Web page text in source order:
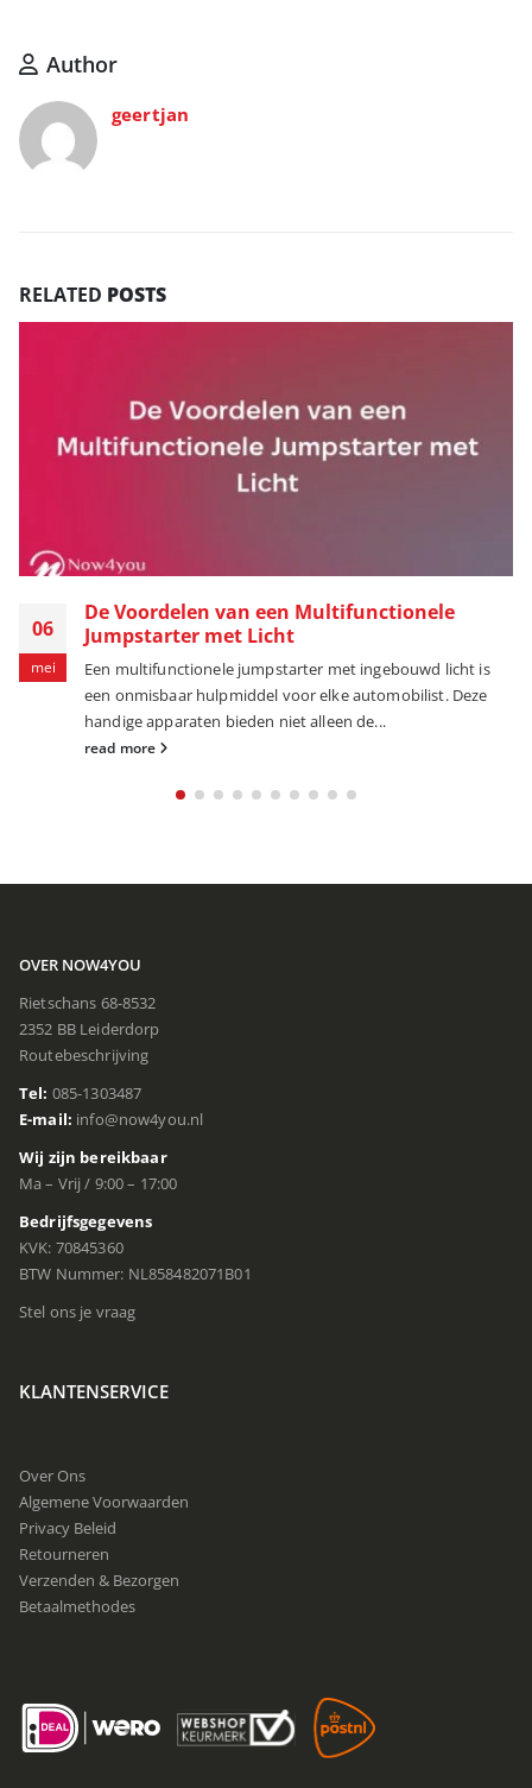
Author
geertjan
RELATED POSTS
06
mei
De Voordelen van een Multifunctionele
Jumpstarter met Licht
Een multifunctionele jumpstarter met ingebouwd licht is
een onmisbaar hulpmiddel voor elke automobilist. Deze
handige apparaten bieden niet alleen de...
read more
OVER NOW4YOU
Rietschans 68-8532
2352 BB Leiderdorp
Routebeschrijving
Tel: 085-1303487
E-mail: info@now4you.nl
Wij zijn bereikbaar
Ma – Vrij / 9:00 – 17:00
Bedrijfsgegevens
KVK: 70845360
BTW Nummer: NL858482071B01
Stel ons je vraag
KLANTENSERVICE
Over Ons
Algemene Voorwaarden
Privacy Beleid
Retourneren
Verzenden & Bezorgen
Betaalmethodes